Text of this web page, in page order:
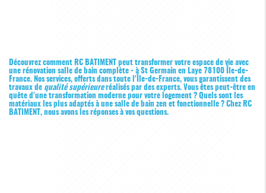
Découvrez comment RC BATIMENT peut transformer votre espace de vie avec
une rénovation salle de bain complète - à St Germain en Laye 78100 Île-de-
France. Nos services, offerts dans toute l'Île-de-France, vous garantissent des
travaux de qualité supérieureréalisés par des experts. Vous êtes peut-être en
quête d'une transformation moderne pour votre logement ? Quels sont les
matériaux les plus adaptés à une salle de bain zen et fonctionnelle ? Chez RC
BATIMENT, nous avons les réponses à vos questions.